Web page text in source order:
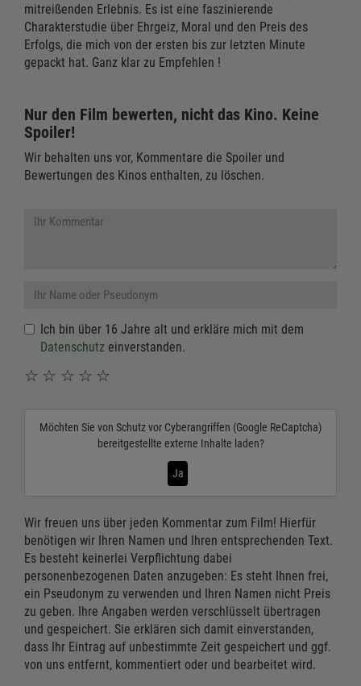
mitreißenden Erlebnis. Es ist eine faszinierende
Charakterstudie über Ehrgeiz, Moral und den Preis des
Erfolgs, die mich von der ersten bis zur letzten Minute
gepackt hat. Ganz klar zu Empfehlen !
Nur den Film bewerten, nicht das Kino. Keine
Spoiler!
Wir behalten uns vor, Kommentare die Spoiler und
Bewertungen des Kinos enthalten, zu löschen.
Ich bin über 16 Jahre alt und erkläre mich mit dem
Datenschutz einverstanden.
☆
☆
☆
☆
☆
Möchten Sie von Schutz vor Cyberangriffen (Google ReCaptcha)
bereitgestellte externe Inhalte laden?
Ja
Wir freuen uns über jeden Kommentar zum Film! Hierfür
benötigen wir Ihren Namen und Ihren entsprechenden Text.
Es besteht keinerlei Verpflichtung dabei
personenbezogenen Daten anzugeben: Es steht Ihnen frei,
ein Pseudonym zu verwenden und Ihren Namen nicht Preis
zu geben. Ihre Angaben werden verschlüsselt übertragen
und gespeichert. Sie erklären sich damit einverstanden,
dass Ihr Eintrag auf unbestimmte Zeit gespeichert und ggf.
von uns entfernt, kommentiert oder und bearbeitet wird.